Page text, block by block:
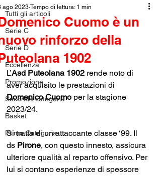
Tutti gli articoli
Serie C
Serie D
Eccellenza
Promozione
Seconda categoria
Basket
Prima Categoria
Cuomo è un
rinforzo della
1902
ago 2023 Tempo di lettura: 1 min
L’Asd Puteolana 1902 rende noto di
aver acquisito le prestazioni di
Domenico Cuomo per la stagione
2023/24.
Si tratta di un attaccante classe ‘99. Il
ds Pirone, con questo innesto, assicura
ulteriore qualità al reparto offensivo. Per
lui si contano esperienze di spessore